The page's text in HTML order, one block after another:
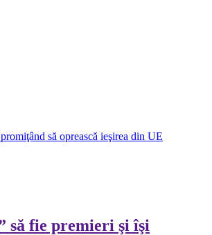
să oprească ieşirea din UE
să fie premieri şi îşi